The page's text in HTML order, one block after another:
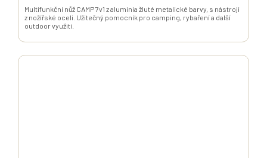
Multifunkční nůž CAMP 7v1 z aluminia žluté metalické barvy, s nástroji
z nožířské oceli. Užitečný pomocník pro camping, rybaření a další
outdoor využití.